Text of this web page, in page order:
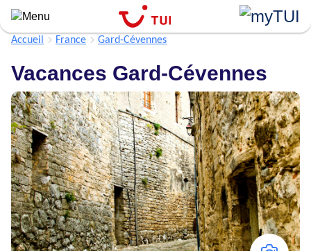
Aller
au
contenu
Accueil France Gard-Cévennes
Vacances Gard-Cévennes